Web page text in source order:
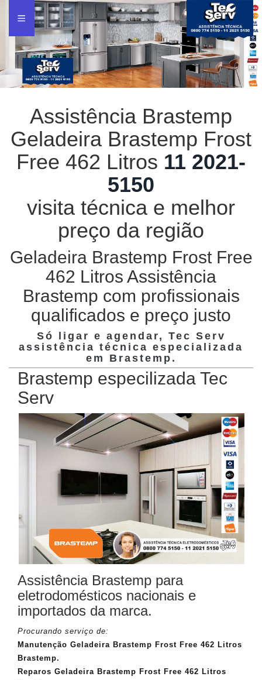
Assistência Brastemp
Geladeira Brastemp Frost
Free 462 Litros 11 2021-
5150
visita técnica e melhor
preço da região
Geladeira Brastemp Frost Free
462 Litros Assistência
Brastemp com profissionais
qualificados e preço justo
Só ligar e agendar, Tec Serv
assistência técnica especializada
em Brastemp .
Brastemp especilizada Tec
Serv
Assistência Brastemp para
eletrodomésticos nacionais e
importados da marca.
Procurando serviço de:
Manutenção Geladeira Brastemp Frost Free 462 Litros
Brastemp.
Reparos Geladeira Brastemp Frost Free 462 Litros